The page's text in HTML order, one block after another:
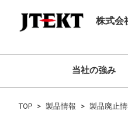
株式会
当社の強み
TOP 製品情報 製品廃止情